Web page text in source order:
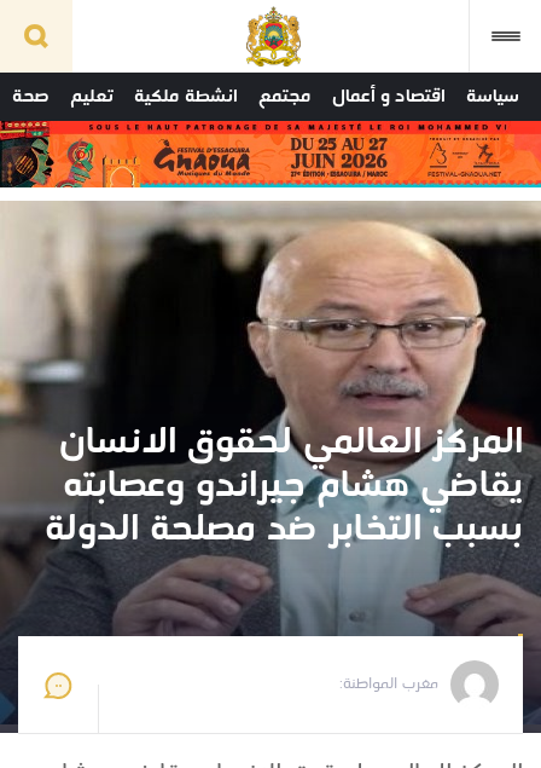
سياسة اقتصاد و أعمال مجتمع انشطة ملكية تعليم صحة
المركز العالمي لحقوق الانسان
يقاضي هشام جيراندو وعصابته
بسبب التخابر ضد مصلحة الدولة
مغرب المواطنة: